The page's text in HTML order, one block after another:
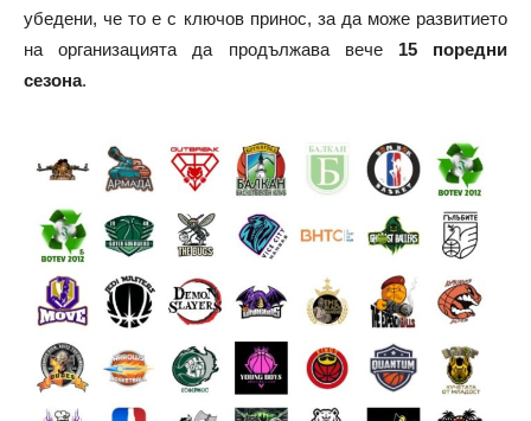
убедени, че то е с ключов принос, за да може развитието
на организацията да продължава вече 15 поредни
сезона.